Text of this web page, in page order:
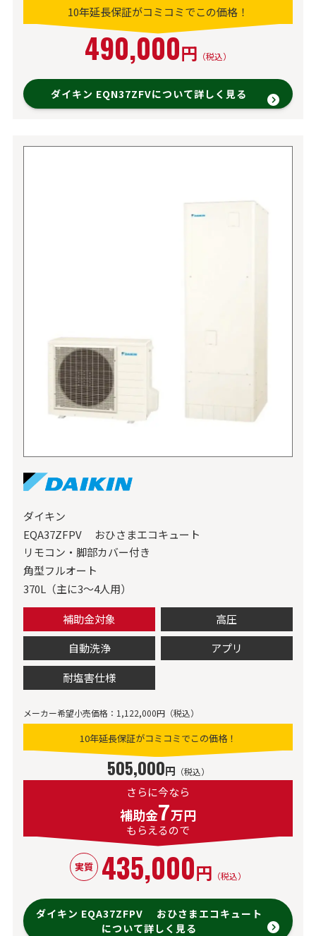
10年延長保証がコミコミでこの価格！
490,000円 （税込）
ダイキン EQN37ZFVについて詳しく見る
ダイキン
EQA37ZFPV おひさまエコキュート
リモコン・脚部カバー付き
角型フルオート
370L（主に3～4人用）
補助金対象
高圧
自動洗浄
アプリ
耐塩害仕様
メーカー希望小売価格：1,122,000円（税込）
10年延長保証がコミコミでこの価格！
505,000円 （税込）
さらに今なら
補助金7万円
もらえるので
実質 435,000円 （税込）
ダイキン EQA37ZFPV おひさまエコキュート
について詳しく見る